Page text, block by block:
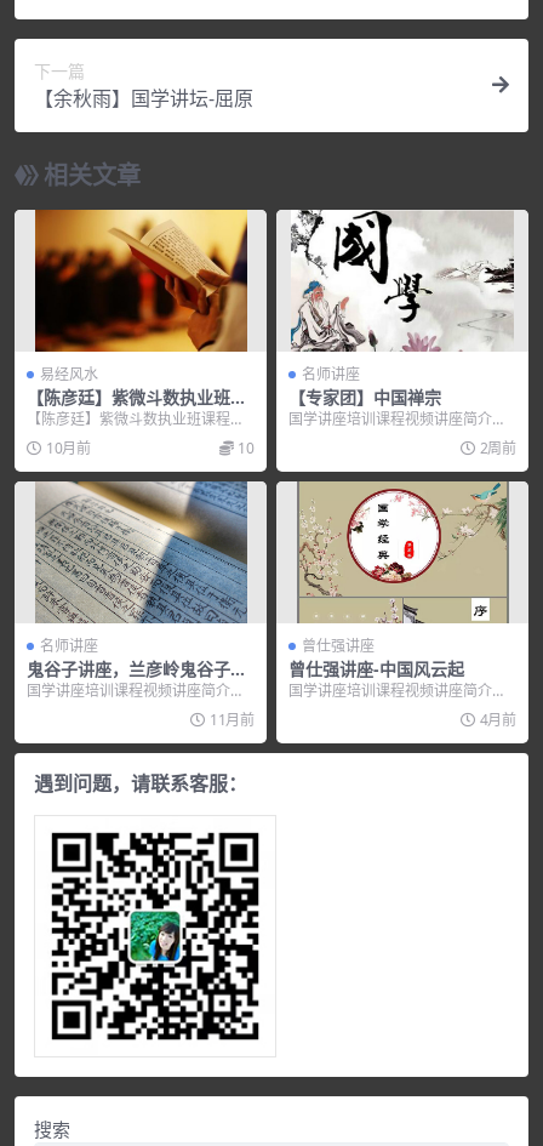
下一篇
【余秋雨】国学讲坛-屈原
相关文章
易经风水
【陈彦廷】紫微斗数执业班课
程全15课下载
【陈彦廷】紫微斗数执业班课程全1
5课下载，培训讲座视频，培训课程
视频教程下载，百...
10月前 10
名师讲座
【专家团】中国禅宗
国学讲座培训课程视频讲座简介：
中国禅宗 立即下载或者加入会员免
2周前
名师讲座
鬼谷子讲座，兰彦岭鬼谷子绝
学全集视频讲座
国学讲座培训课程视频讲座简介：
鬼谷子，姓王名诩(或利)，又名王
11月前
曾仕强讲座
曾仕强讲座-中国风云起
国学讲座培训课程视频讲座简介：
曾仕强讲座-中国风云起 目录： 曾
4月前
遇到问题，请联系客服：
搜索